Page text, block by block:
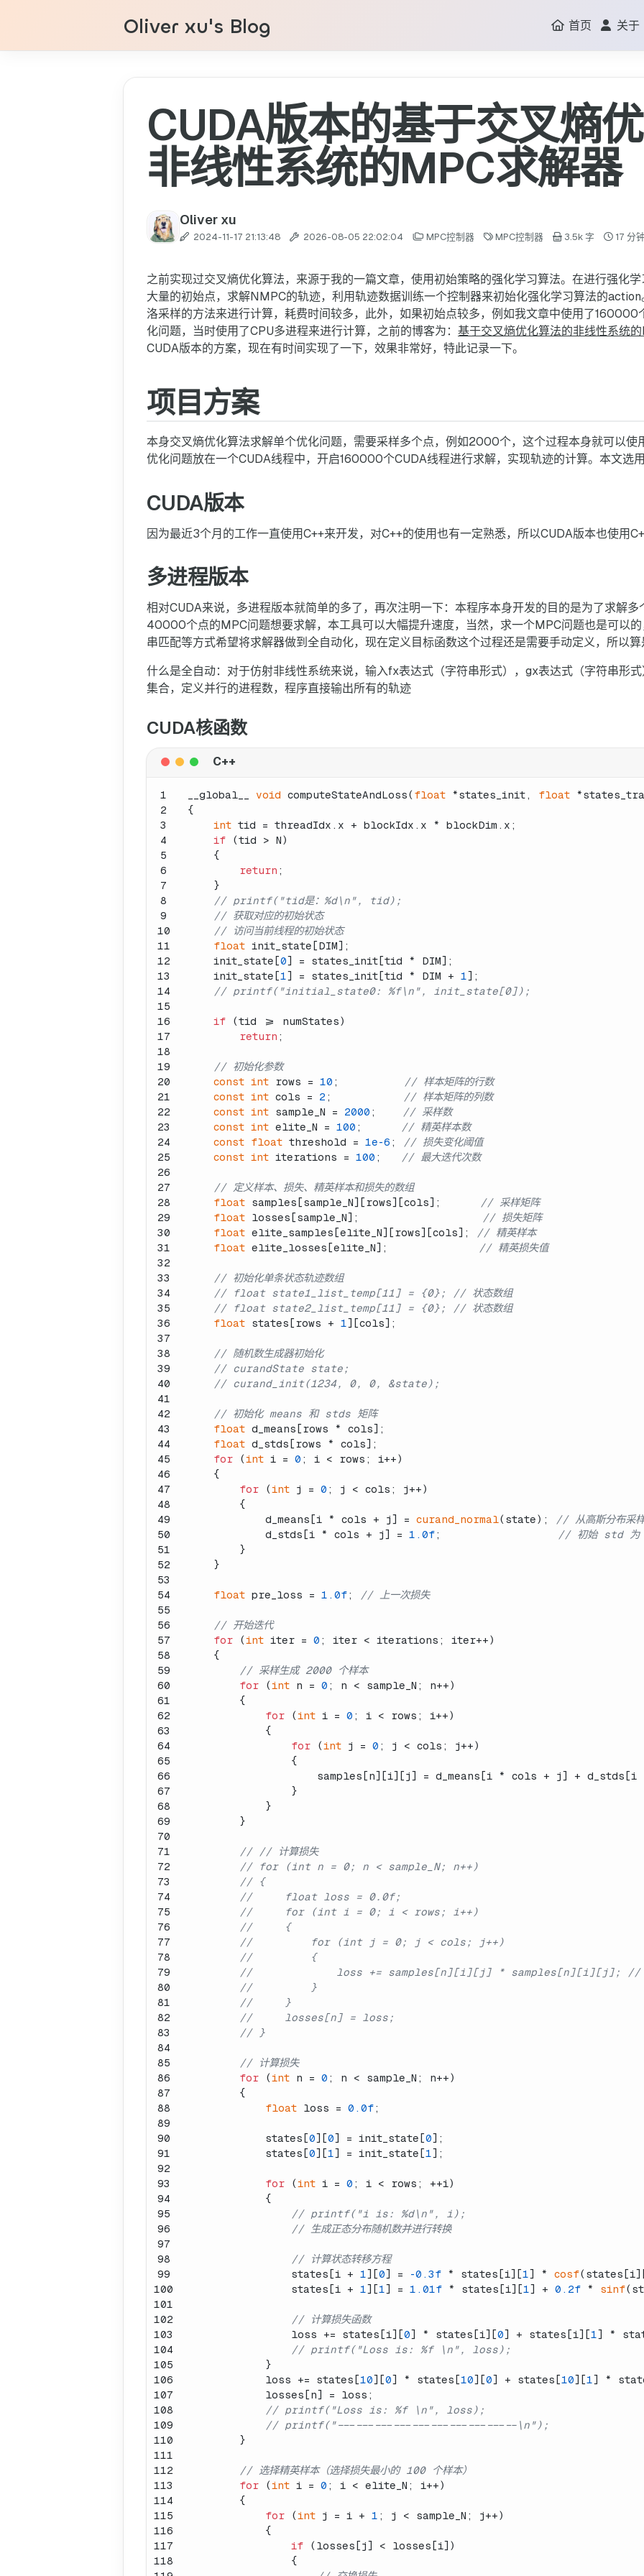
Oliver xu's Blog 首页 关于
CUDA版本的基于交叉熵
非线性系统的MPC求解器
Oliver xu
2024-11-17 21:13:48 2026-08-05 22:02:04 MPC控制器 MPC控制器 3.5k 字 17 分
之前实现过交叉熵优化算法，来源于我的一篇文章，使用初始策略的强化学习算法。在进行强化
大量的初始点，求解NMPC的轨迹，利用轨迹数据训练一个控制器来初始化强化学习算法的
洛采样的方法来进行计算，耗费时间较多，此外，如果初始点较多，例如我文章中使用了
化问题，当时使用了CPU多进程来进行计算，之前的博客为： 基于交叉熵优化算法的非线性系统
CUDA版本的方案，现在有时间实现了一下，效果非常好，特此记录一下。
项目方案
本身交叉熵优化算法求解单个优化问题，需要采样多个点，例如2000个，这个过程本身就可以使
优化问题放在一个CUDA线程中，开启160000个CUDA线程进行求解，实现轨迹的计算。本文选
CUDA版本
因为最近3个月的工作一直使用C++来开发，对C++的使用也有一定熟悉，所以CUDA版本也使用
多进程版本
相对CUDA来说，多进程版本就简单的多了，再次注明一下：本程序本身开发的目的是为了求解
40000个点的MPC问题想要求解，本工具可以大幅提升速度，当然，求一个MPC问题也是可以
串匹配等方式希望将求解器做到全自动化，现在定义目标函数这个过程还是需要手动定义，所以
什么是全自动：对于仿射非线性系统来说，输入fx表达式（字符串形式），gx表达式（字符串形
集合，定义并行的进程数，程序直接输出所有的轨迹
CUDA核函数
1
2
3
4
5
6
7
8
9
10
11
12
13
14
15
16
17
18
19
20
21
22
23
24
25
26
27
28
29
30
31
32
33
34
35
36
37
38
39
40
41
42
43
44
45
46
47
48
49
50
51
52
53
54
55
56
57
58
59
60
61
62
63
64
65
66
67
68
69
70
71
72
73
74
75
76
77
78
79
80
81
82
83
84
85
86
87
88
89
90
91
92
93
94
95
96
97
98
99
100
101
102
103
104
105
106
107
108
109
110
111
112
113
114
115
116
117
118
__global__ void computeStateAndLoss( float *states_init, float
{
int tid = threadIdx.x + blockIdx.x * blockDim.x;
if (tid > N)
    {
return ;
    }
// printf("tid是：%d\n", tid);
// 获取对应的初始状态
// 访问当前线程的初始状态
float init_state[DIM];
    init_state[
0] = states_init[tid * DIM];
    init_state[
1] = states_init[tid * DIM + 1];
// printf("initial_state0: %f\n", init_state[0]);
if (tid >= numStates)
return ;
// 初始化参数
const int rows = 10 ;
// 样本矩阵的行数
const int cols = 2 ;
// 样本矩阵的列数
const int sample_N = 2000 ;
// 采样数
const int elite_N = 100 ;
// 精英样本数
const
float threshold = 1e-6 ;
// 损失变化阈值
const int iterations = 100 ; // 最大迭代次数
// 定义样本、损失、精英样本和损失的数组
float samples[sample_N][rows][cols];
// 采样矩阵
float losses[sample_N];
// 损失矩阵
float elite_samples[elite_N][rows][cols];
// 精英样本
float elite_losses[elite_N]; // 精英损失值
// 初始化单条状态轨迹数组
// float state1_list_temp[11] = {0}; // 状态数组
// float state2_list_temp[11] = {0}; // 状态数组
float states[rows + 1][cols];
// 随机数生成器初始化
// curandState state;
// curand_init(1234, 0, 0, &state);
// 初始化 means 和 stds 矩阵
float d_means[rows * cols];
float d_stds[rows * cols];
for (int i = 0 ; i < rows; i++)
    {
for (int j = 0 ; j < cols; j++)
        {
            d_means[i * cols + j] =
curand_normal(state);
// 从高斯分布采
            d_stds[i * cols + j] =
1.0f;
// 初始 std 为
        }
    }
float pre_loss = 1.0f; // 上一次损失
// 开始迭代
for (int iter = 0 ; iter < iterations; iter++)
    {
// 采样生成 2000 个样本
for (int n = 0 ; n < sample_N; n++)
        {
for (int i = 0 ; i < rows; i++)
            {
for (int j = 0 ; j < cols; j++)
                {
samples[n][i][j] = d_means[i * cols + j] +
                }
            }
        }
// // 计算损失
// for (int n = 0; n < sample_N; n++)
// {
//     float loss = 0.0f;
//     for (int i = 0; i < rows; i++)
//     {
//         for (int j = 0; j < cols; j++)
//         {
//             loss += samples[n][i][j] * samples[n][i][j]; // 示例：
//         }
//     }
//     losses[n] = loss;
// }
// 计算损失
for (int n = 0 ; n < sample_N; n++)
        {
float loss = 0.0f;
            states[
0][0] = init_state[0];
            states[
0][1] = init_state[1];
for (int i = 0 ; i < rows; ++i)
            {
// printf("i is: %d\n", i);
// 生成正态分布随机数并进行转换
// 计算状态转移方程
                states[i +
1][0] = -0.3f * states[i][1] * cosf
                states[i +
1][1] = 1.01f * states[i][1] + 0.2f * sinf
// 计算损失函数
                loss += states[i][
0] * states[i][0] + states[i][1] *
// printf("Loss is: %f \n", loss);
            }
            loss += states[
10][0] * states[10][0] + states[10][1] *
            losses[n] = loss;
// printf("Loss is: %f \n", loss);
// printf("-----------------------------\n");
        }
// 选择精英样本（选择损失最小的 100 个样本）
for (int i = 0 ; i < elite_N; i++)
        {
for (int j = i + 1 ; j < sample_N; j++)
            {
if (losses[j] < losses[i])
                {